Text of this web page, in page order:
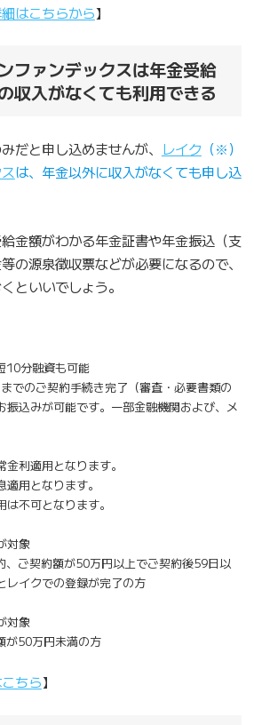
はこちらから】
ファンデックスは年金受給
収入がなくても利用できる
だと申し込めませんが、 レイク （※）
は、年金以外に収入がなくても申し込
金額がわかる年金証書や年金振込（支
の源泉徴収票などが必要になるので、
といいでしょう。
10分融資も可能
でのご契約手続き完了（審査・必要書類の
振込みが可能です。一部金融機関および、メ
利適用となります。
用となります。
不可となります。
対象
、ご契約額が50万円以上でご契約後59日以
レイクでの登録が完了の方
対象
が50万円未満の方
ちら】